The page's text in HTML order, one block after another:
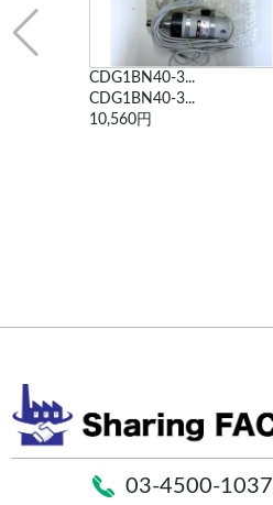
CDG1BN40-3...
CDG1BN40-3...
10,560円
03-4500-1037